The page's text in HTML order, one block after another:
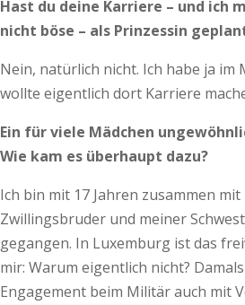
Hast du deine Karriere – und ich
nicht böse – als Prinzessin
Nein, natürlich nicht. Ich habe ja im
wollte eigentlich dort Karriere
Ein für viele Mädchen
Wie kam es überhaupt dazu?
Ich bin mit 17 Jahren zusammen mit
Zwillingsbruder und meiner
gegangen. In Luxemburg ist das
mir: Warum eigentlich nicht?
Engagement beim Militär auch mit